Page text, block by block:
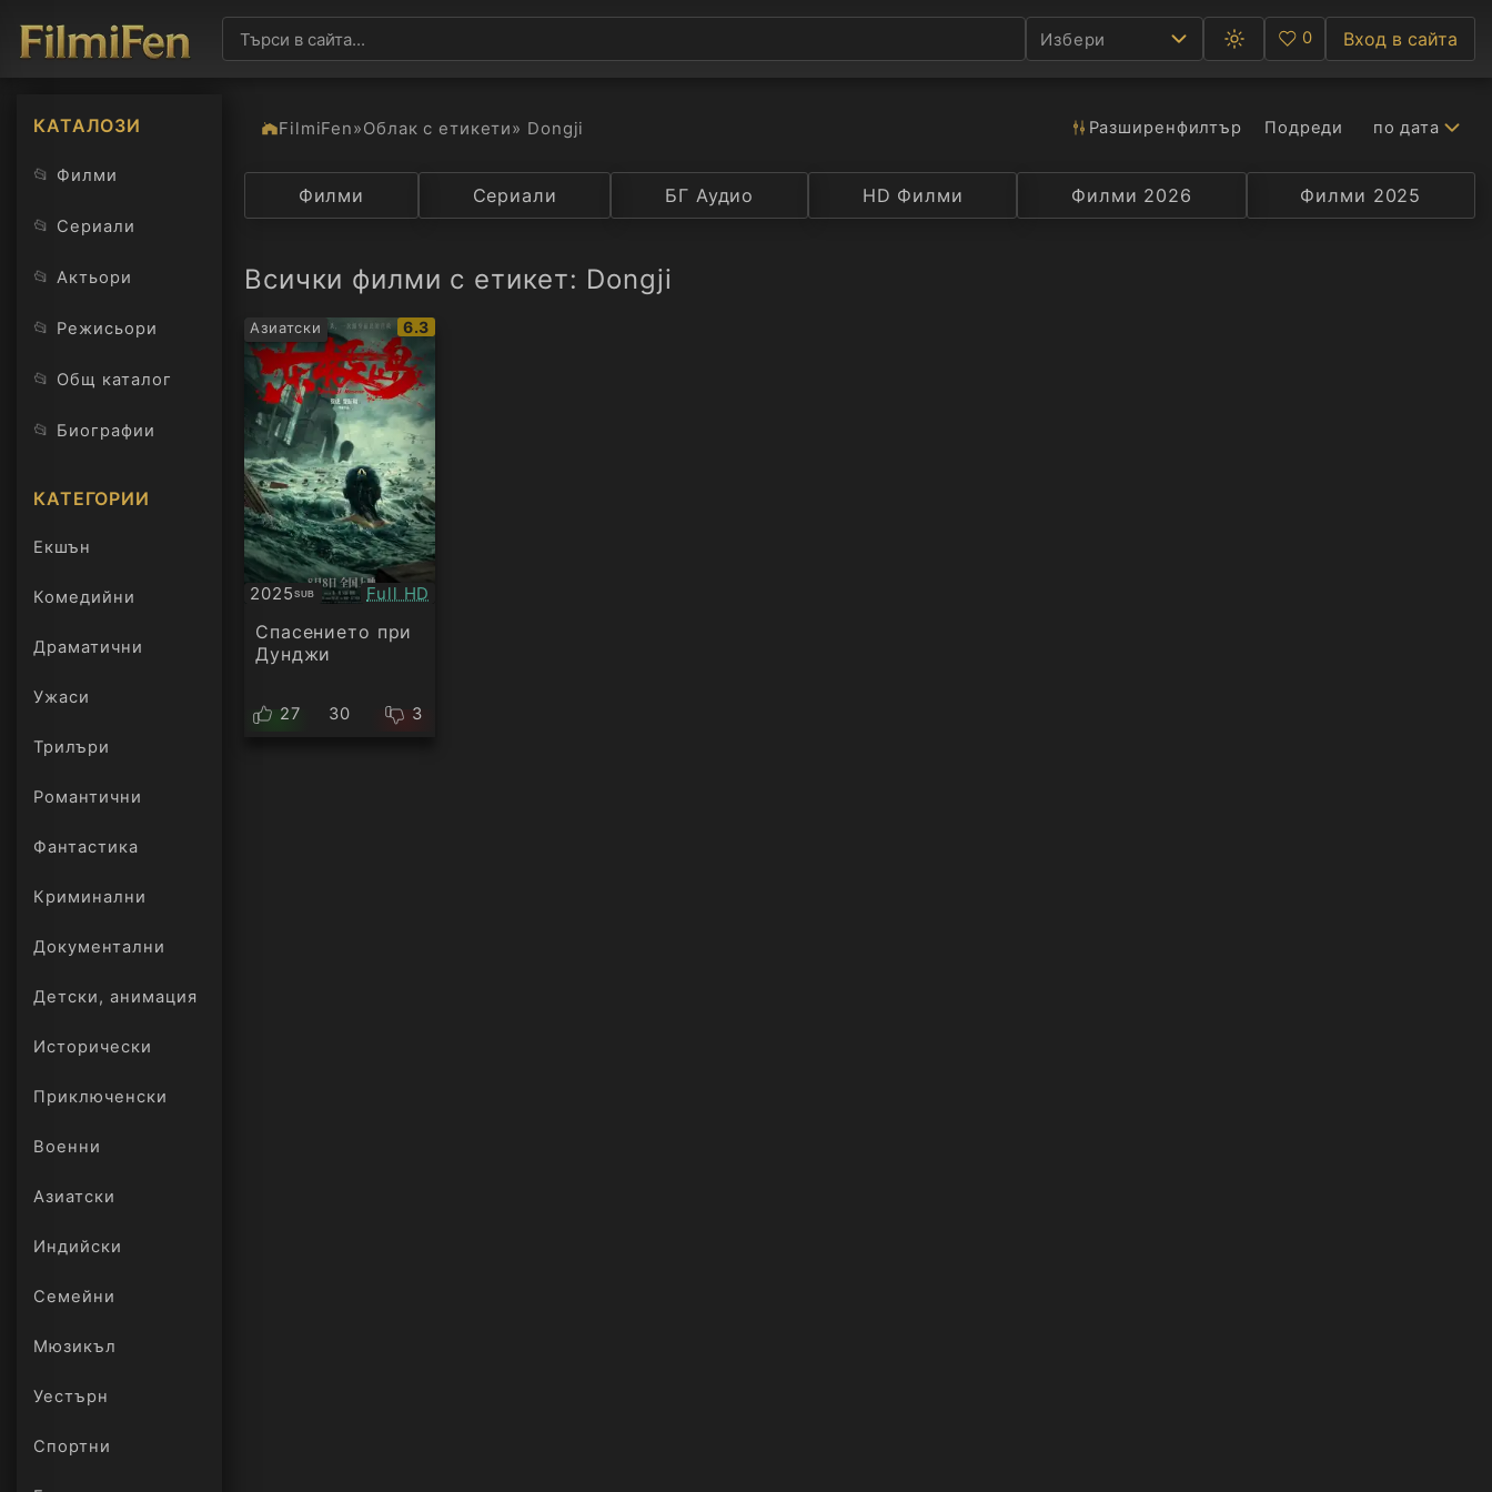
Избери
Превключване
между
светла
Любими
0 Вход в сайта
КАТАЛОЗИ
📂 Филми
📂 Сериали
📂 Актьори
📂 Режисьори
📂 Общ каталог
📂 Биографии
КАТЕГОРИИ
Екшън
Комедийни
Драматични
Ужаси
Трилъри
онлайн
Романтични
Фантастика
Криминални
Документални
Детски, анимация
Исторически
Приключенски
Военни
Азиатски
Индийски
Семейни
Мюзикъл
Уестърн
Спортни
FilmiFen»Облак с етикети» Dongji Разширенфилтър Подреди по дата
Категория Държава Рейтинг Селекция Превод Актьор
Филми Сериали БГ Аудио HD Филми Филми 2026 Филми 2025
Всички филми с етикет: Dongji
Азиатски
IMDb
рейтинг:
6.3
2025SUB
Субтитри Качество:
Full HD
Спасението при
Дунджи
27 30 3